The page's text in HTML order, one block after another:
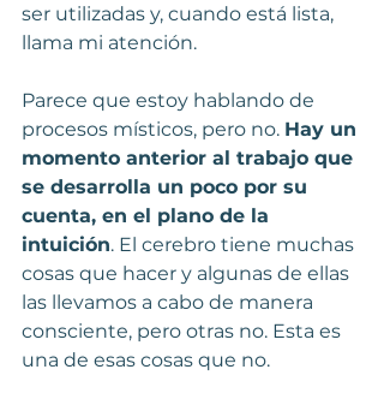
ser utilizadas y, cuando está lista,
llama mi atención.
Parece que estoy hablando de
procesos místicos, pero no. Hay un
momento anterior al trabajo que
se desarrolla un poco por su
cuenta, en el plano de la
intuición. El cerebro tiene muchas
cosas que hacer y algunas de ellas
las llevamos a cabo de manera
consciente, pero otras no. Esta es
una de esas cosas que no.